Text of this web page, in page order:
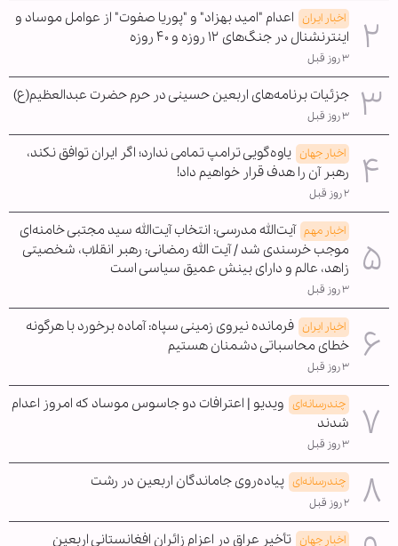
اخبار ایران اعدام "امید بهزاد" و "پوریا صفوت" از عوامل موساد و
اینترنشنال در جنگ‌های ۱۲ روزه و ۴۰ روزه
۳ روز قبل
جزئیات برنامه‌های اربعین حسینی در حرم حضرت عبدالعظیم(ع)
۳ روز قبل
اخبار جهان یاوه‌گویی ترامپ تمامی ندارد؛ اگر ایران توافق نکند،
رهبر آن را هدف قرار خواهیم داد!
۲ روز قبل
اخبار مهم آیت‌الله مدرسی: انتخاب آیت‌الله سید مجتبی خامنه‌ای
موجب خرسندی شد / آیت الله رمضانی: رهبر انقلاب، شخصیتی
زاهد، عالم و دارای بینش عمیق سیاسی است
۳ روز قبل
اخبار ایران فرمانده نیروی زمینی سپاه: آماده برخورد با هرگونه
خطای محاسباتی دشمنان هستیم
۳ روز قبل
چندرسانه‌ای ویدیو | اعترافات دو جاسوس موساد که امروز اعدام
شدند
۳ روز قبل
چندرسانه‌ای پیاده‌روی جاماندگان اربعین در رشت
۲ روز قبل
اخبار جهان تأخیر عراق در اعزام زائران افغانستانی اربعین